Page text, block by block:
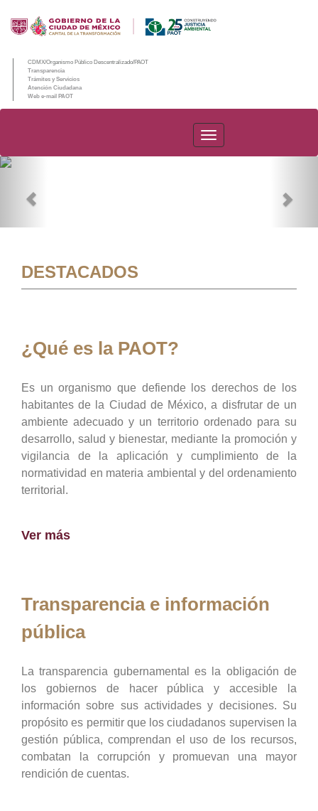
CDMX/Organismo Público Descentralizado/PAOT
Transparencia
Trámites y Servicios
Atención Ciudadana
Web e-mail PAOT
PAOT
DESTACADOS
¿Qué es la PAOT?
Es un organismo que defiende los derechos de los
habitantes de la Ciudad de México, a disfrutar de un
ambiente adecuado y un territorio ordenado para su
desarrollo, salud y bienestar, mediante la promoción y
vigilancia de la aplicación y cumplimiento de la
normatividad en materia ambiental y del ordenamiento
territorial.
Ver más
Transparencia e información
pública
La transparencia gubernamental es la obligación de
los gobiernos de hacer pública y accesible la
información sobre sus actividades y decisiones. Su
propósito es permitir que los ciudadanos supervisen la
gestión pública, comprendan el uso de los recursos,
combatan la corrupción y promuevan una mayor
rendición de cuentas.